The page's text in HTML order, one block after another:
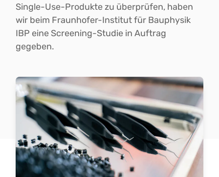
Single-Use-Produkte zu überprüfen, haben
wir beim Fraunhofer-Institut für Bauphysik
IBP eine Screening-Studie in Auftrag
gegeben.